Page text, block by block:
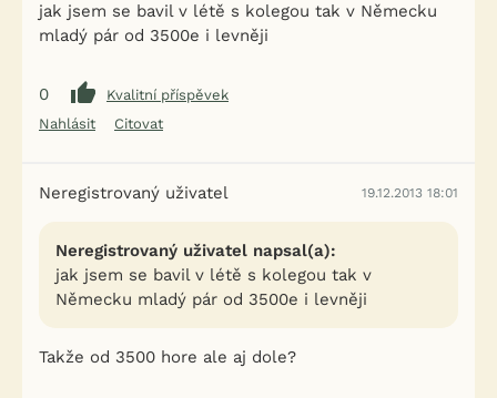
jak jsem se bavil v létě s kolegou tak v Německu
mladý pár od 3500e i levněji
0
Kvalitní příspěvek
Nahlásit
Citovat
Neregistrovaný uživatel 19.12.2013 18:01
Neregistrovaný uživatel napsal(a):
jak jsem se bavil v létě s kolegou tak v
Německu mladý pár od 3500e i levněji
Takže od 3500 hore ale aj dole?